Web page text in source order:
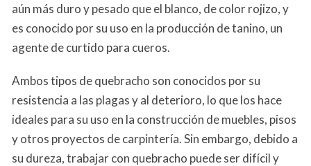
aún más duro y pesado que el blanco, de color rojizo, y
es conocido por su uso en la producción de tanino, un
agente de curtido para cueros.
Ambos tipos de quebracho son conocidos por su
resistencia a las plagas y al deterioro, lo que los hace
ideales para su uso en la construcción de muebles, pisos
y otros proyectos de carpintería. Sin embargo, debido a
su dureza, trabajar con quebracho puede ser difícil y